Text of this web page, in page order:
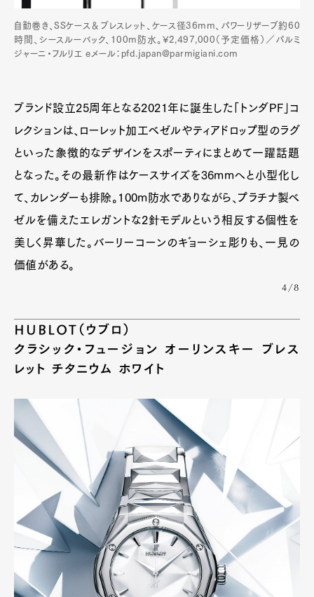
自動巻き、SSケース＆ブレスレット、ケース径36mm、パワーリザーブ約60
時間、シースルーバック、100m防水。¥2,497,000（予定価格）／パルミ
ジャーニ・フルリエ eメール：pfd.japan@parmigiani.com
ブランド設立25周年となる2021年に誕生した「トンダPF」コ
レクションは、ローレット加工ベゼルやティアドロップ型のラグ
といった象徴的なデザインをスポーティにまとめて一躍話題
となった。その最新作はケースサイズを36mmへと小型化し
て、カレンダーも排除。100m防水でありながら、プラチナ製ベ
ゼルを備えたエレガントな2針モデルという相反する個性を
美しく昇華した。バーリーコーンのギョーシェ彫りも、一見の
価値がある。
4/8
HUBLOT（ウブロ）
クラシック・フュージョン オーリンスキー ブレス
レット チタニウム ホワイト